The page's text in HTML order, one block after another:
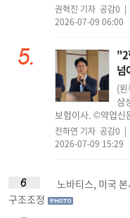
권혁진 기자 공감0 |
2026-07-09 06:00
"2
넘
(
삼
보험이사. ©약업신
전하연 기자 공감0 |
2026-07-09 15:29
노바티스, 미국
구조조정